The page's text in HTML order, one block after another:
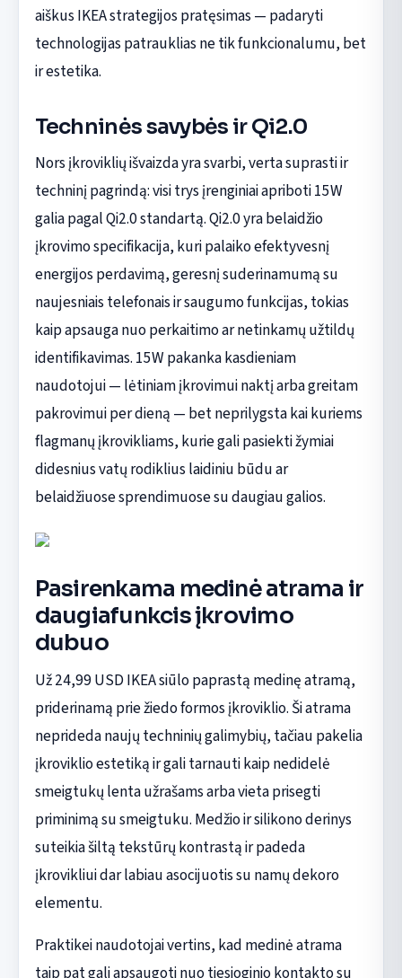
aiškus IKEA strategijos pratęsimas — padaryti
technologijas patrauklias ne tik funkcionalumu, bet
ir estetika.
Techninės savybės ir Qi2.0
Nors įkroviklių išvaizda yra svarbi, verta suprasti ir
techninį pagrindą: visi trys įrenginiai apriboti 15W
galia pagal Qi2.0 standartą. Qi2.0 yra belaidžio
įkrovimo specifikacija, kuri palaiko efektyvesnį
energijos perdavimą, geresnį suderinamumą su
naujesniais telefonais ir saugumo funkcijas, tokias
kaip apsauga nuo perkaitimo ar netinkamų užtildų
identifikavimas. 15W pakanka kasdieniam
naudotojui — lėtiniam įkrovimui naktį arba greitam
pakrovimui per dieną — bet neprilygsta kai kuriems
flagmanų įkrovikliams, kurie gali pasiekti žymiai
didesnius vatų rodiklius laidiniu būdu ar
belaidžiuose sprendimuose su daugiau galios.
Pasirenkama medinė atrama ir
daugiafunkcis įkrovimo
dubuo
Už 24,99 USD IKEA siūlo paprastą medinę atramą,
priderinamą prie žiedo formos įkroviklio. Ši atrama
neprideda naujų techninių galimybių, tačiau pakelia
įkroviklio estetiką ir gali tarnauti kaip nedidelė
smeigtukų lenta užrašams arba vieta prisegti
priminimą su smeigtuku. Medžio ir silikono derinys
suteikia šiltą tekstūrų kontrastą ir padeda
įkrovikliui dar labiau asocijuotis su namų dekoro
elementu.
Praktikei naudotojai vertins, kad medinė atrama
taip pat gali apsaugoti nuo tiesioginio kontakto su